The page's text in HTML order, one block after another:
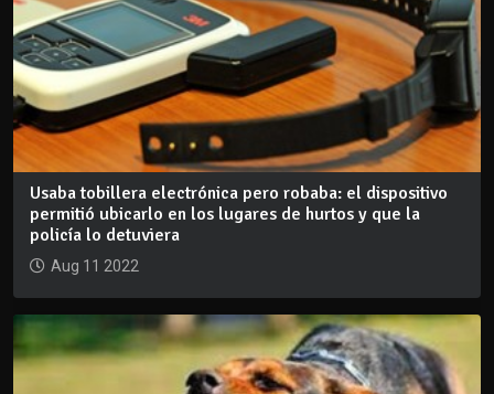
Usaba tobillera electrónica pero robaba: el dispositivo
permitió ubicarlo en los lugares de hurtos y que la
policía lo detuviera
Aug 11 2022